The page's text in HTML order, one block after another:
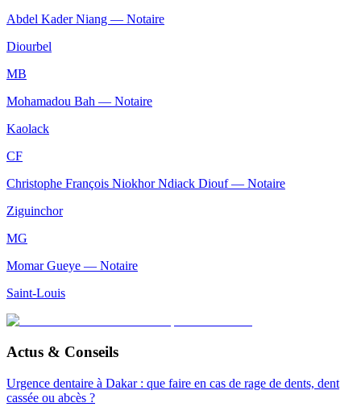
Abdel Kader Niang — Notaire
Diourbel
MB
Mohamadou Bah — Notaire
Kaolack
CF
Christophe François Niokhor Ndiack Diouf — Notaire
Ziguinchor
MG
Momar Gueye — Notaire
Saint-Louis
Actus & Conseils
Urgence dentaire à Dakar : que faire en cas de rage de dents, dent
cassée ou abcès ?